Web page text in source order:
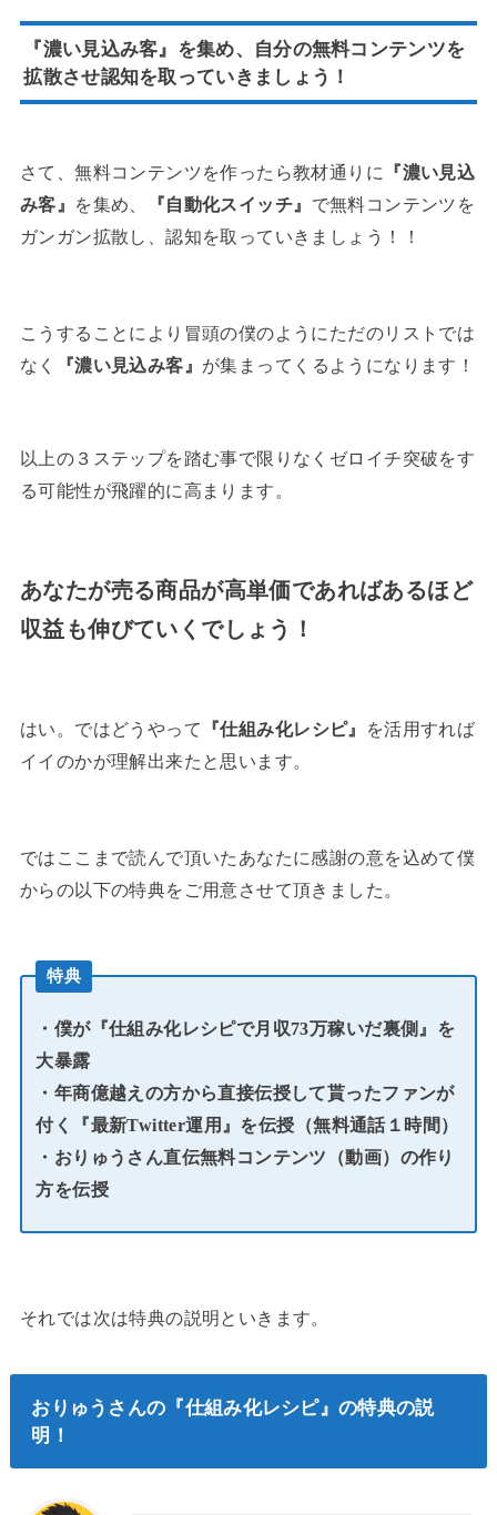
『濃い見込み客』 を集め、自分の無料コンテンツを
拡散させ認知を取っていきましょう！
さて、無料コンテンツを作ったら教材通りに 『濃い見込
み客』 を集め、 『自動化スイッチ』 で無料コンテンツを
ガンガン拡散し、認知を取っていきましょう！！
こうすることにより冒頭の僕のようにただのリストでは
なく
『濃い見込み客』 が集まってくるようになります！
以上の３ステップを踏む事で限りなくゼロイチ突破をす
る可能性が飛躍的に高まります。
あなたが売る商品が高単価であればあるほど
収益も伸びていくでしょう！
はい。ではどうやって 『仕組み化レシピ』
を活用すれば
イイのかが理解出来たと思います。
ではここまで読んで頂いたあなたに感謝の意を込めて僕
からの以下の特典をご用意させて頂きました。
特典
・僕が『仕組み化レシピで月収73万稼いだ裏側』を
大暴露
・年商億越えの方から直接伝授して貰ったファンが
付く
『最新Twitter運用』を伝授（無料通話１時間）
・おりゅうさん直伝無料コンテンツ（動画）の作り
方を伝授
それでは次は特典の説明といきます。
おりゅうさんの『仕組み化レシピ』の特典の説
明！